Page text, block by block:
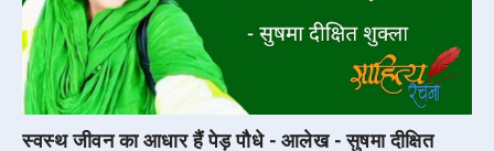
स्वस्थ जीवन का आधार हैं पेड़ पौधे - आलेख - सुषमा दीक्षित